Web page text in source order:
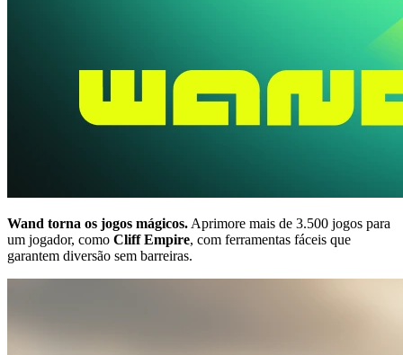
Wand torna os jogos mágicos. Aprimore mais de 3.500 jogos para
um jogador, como Cliff Empire, com ferramentas fáceis que
garantem diversão sem barreiras.